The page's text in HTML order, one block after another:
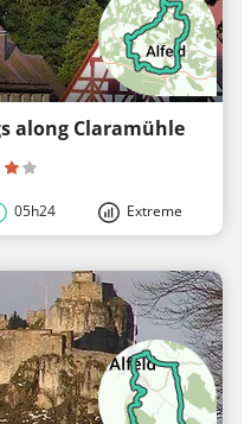
along Claramühle
05h24 Extreme